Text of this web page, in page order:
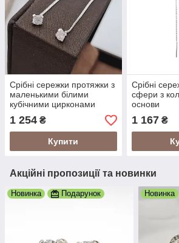
Срібні сережки протяжки з
маленькими білими
кубічними цирконами
1 254 ₴
Купити
Срібні
сфери з
основи
1 167₴
Акційні пропозиції та новинки
Новинка Подарунок Новинка